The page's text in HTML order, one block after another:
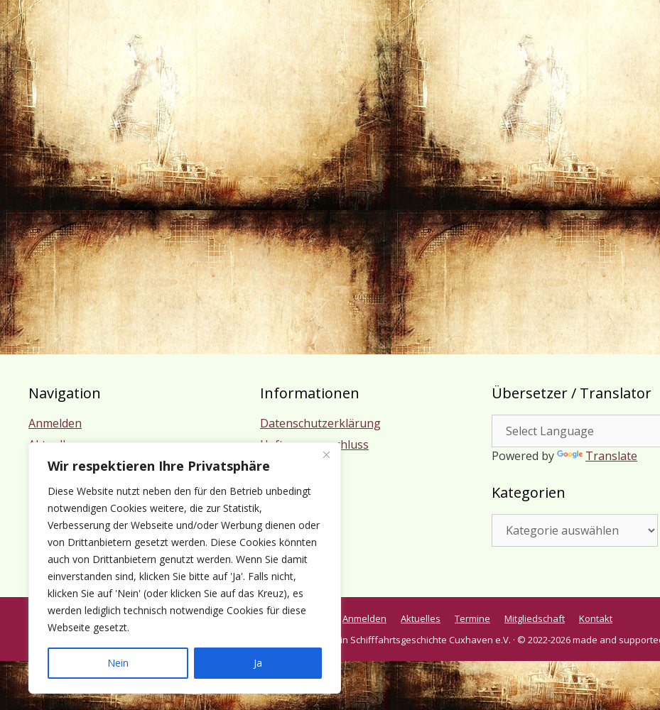
Wir respektieren Ihre Privatsphäre
Diese Website nutzt neben den für den Betrieb unbedingt
notwendigen Cookies weitere, die zur Statistik,
Verbesserung der Webseite und/oder Werbung dienen oder
von Drittanbietern gesetzt werden. Diese Cookies könnten
auch von Drittanbietern genutzt werden. Wenn Sie damit
einverstanden sind, klicken Sie bitte auf 'Ja'. Falls nicht,
klicken Sie auf 'Nein' (oder klicken Sie auf das Kreuz), es
werden lediglich technisch notwendige Cookies für diese
Webseite gesetzt.
Nein Ja
Navigation
Anmelden
Aktuelles
Termine
Mitgliedschaft
Kontakt
Informationen
Datenschutzerklärung
Haftungsausschluss
Impressum
Übersetzer / Translator
Powered by Translate
Kategorien
Anmelden Aktuelles Termine Mitgliedschaft
Kontakt
© 1980-2026 Förderverein Schifffahrtsgeschichte Cuxhaven e.V. · © 2022-2026 made and